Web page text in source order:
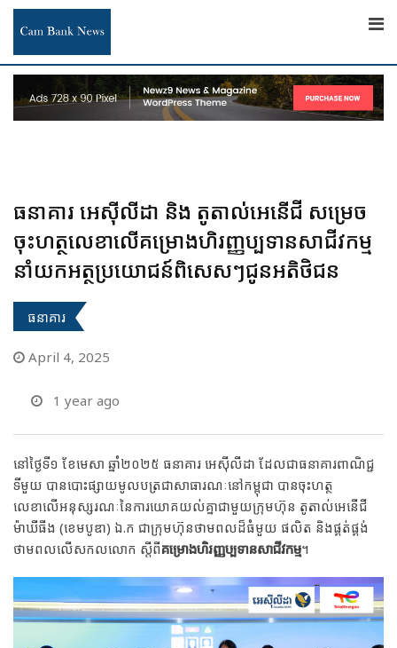
Skip
content
ធនាគារ អេស៊ីលីដា និង តូតាល់អេនើជី សម្រេច
ចុះហត្ថលេខាលើគម្រោងហិរញ្ញប្បទានសាជីវកម្ម
នាំយកអត្ថប្រយោជន៍ពិសេសៗជូនអតិថិជន
ធនាគារ
April 4, 2025
1 year ago
នៅថ្ងៃទី១ ខែមេសា ឆ្នាំ២០២៥ ធនាគារ អេស៊ីលីដា ដែលជាធនាគារពាណិជ្ជ
ទីមួយ បានបោះផ្សាយមូលបត្រជាសាធារណៈនៅកម្ពុជា បានចុះហត្ថ
លេខាលើអនុស្សរណៈនៃការយោគយល់គ្នាជាមួយក្រុមហ៊ុន តូតាល់អេនើជី
ម៉ាឃីធីង (ខេមបូឌា) ឯ.ក ជាក្រុមហ៊ុនថាមពលដ៏ធំមួយ ផលិត និងផ្គត់ផ្គង់
ថាមពលលើសកលលោក ស្តីពីគម្រោងហិរញ្ញប្បទានសាជីវកម្ម។